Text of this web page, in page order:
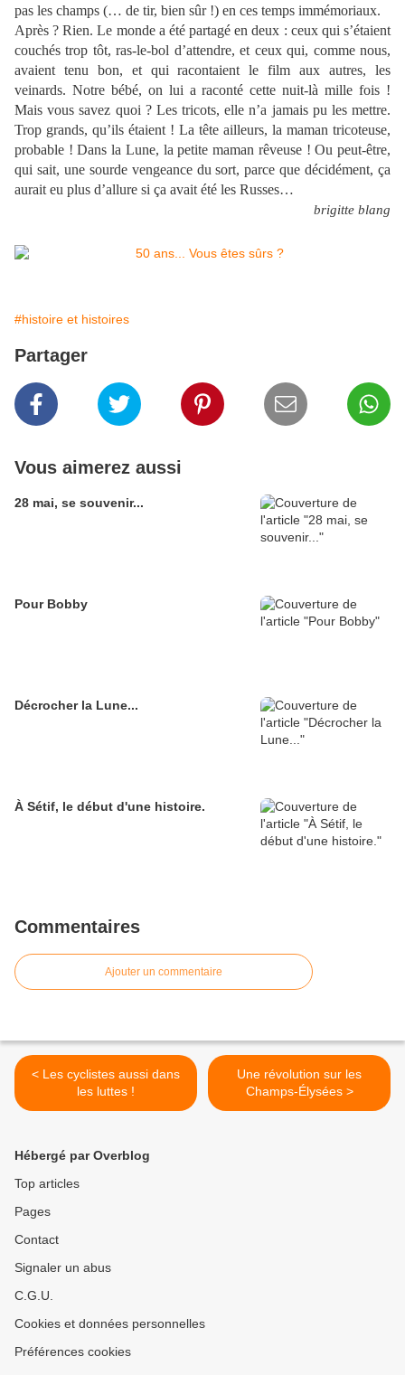
pas les champs (… de tir, bien sûr !) en ces temps immémoriaux.
Après ? Rien. Le monde a été partagé en deux : ceux qui s’étaient
couchés trop tôt, ras-le-bol d’attendre, et ceux qui, comme nous,
avaient tenu bon, et qui racontaient le film aux autres, les
veinards. Notre bébé, on lui a raconté cette nuit-là mille fois !
Mais vous savez quoi ? Les tricots, elle n’a jamais pu les mettre.
Trop grands, qu’ils étaient ! La tête ailleurs, la maman tricoteuse,
probable ! Dans la Lune, la petite maman rêveuse ! Ou peut-être,
qui sait, une sourde vengeance du sort, parce que décidément, ça
aurait eu plus d’allure si ça avait été les Russes…
brigitte blang
#histoire et histoires
Partager
Vous aimerez aussi
28 mai, se souvenir...
Pour Bobby
Décrocher la Lune...
À Sétif, le début d'une histoire.
Commentaires
Ajouter un commentaire
< Les cyclistes aussi dans
les luttes !
Une révolution sur les
Champs-Élysées >
Hébergé par Overblog
Top articles
Pages
Contact
Signaler un abus
C.G.U.
Cookies et données personnelles
Préférences cookies